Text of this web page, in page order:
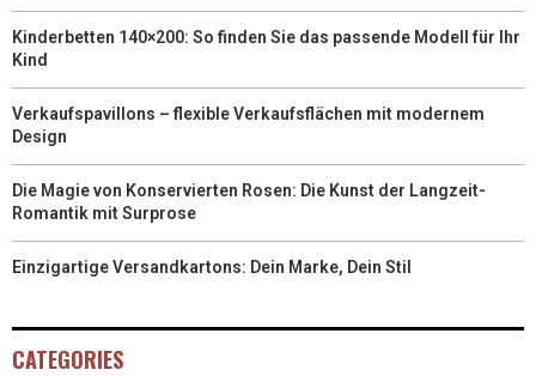
Kinderbetten 140×200: So finden Sie das passende Modell für Ihr
Kind
Verkaufspavillons – flexible Verkaufsflächen mit modernem
Design
Die Magie von Konservierten Rosen: Die Kunst der Langzeit-
Romantik mit Surprose
Einzigartige Versandkartons: Dein Marke, Dein Stil
CATEGORIES